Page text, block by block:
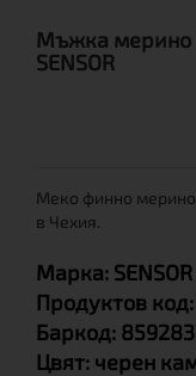
Мъжка мерино
SENSOR
Меко финно мерино
в Чехия.
Марка: SENSOR
Продуктов код:
Баркод:
Цвят: черен